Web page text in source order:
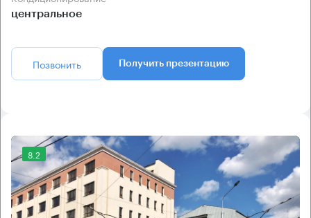
центральное
Позвонить Получить презентацию
8.2